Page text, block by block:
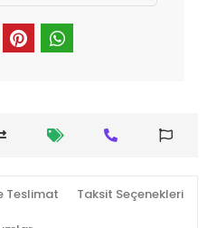
Teslimat Taksit Seçenekleri